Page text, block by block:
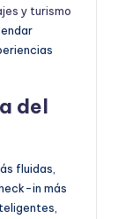
y turismo
del
fluidas,
in más